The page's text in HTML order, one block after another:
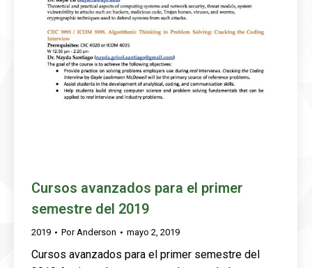
Cursos avanzados para el primer
semestre del 2019
2019 Por Anderson mayo 2, 2019
Cursos avanzados para el primer semestre del